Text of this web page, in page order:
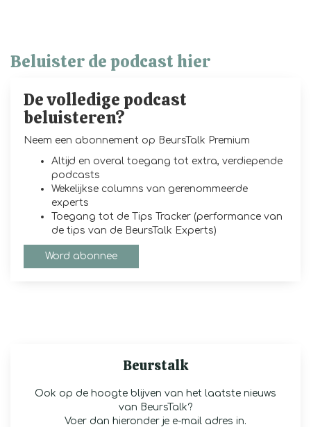
Beluister de podcast hier
De volledige podcast
beluisteren?
Neem een abonnement op BeursTalk Premium
Altijd en overal toegang tot extra, verdiepende
podcasts
Wekelijkse columns van gerenommeerde
experts
Toegang tot de Tips Tracker (performance van
de tips van de BeursTalk Experts)
Word abonnee
Beurstalk
Ook op de hoogte blijven van het laatste nieuws
van BeursTalk?
Voer dan hieronder je e-mail adres in.